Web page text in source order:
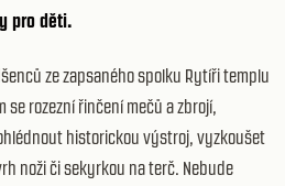
pro děti.
ze zapsaného spolku Rytíři templu
se rozezní řinčení mečů a zbrojí,
historickou výstroj, vyzkoušet
noži či sekyrkou na terč. Nebude